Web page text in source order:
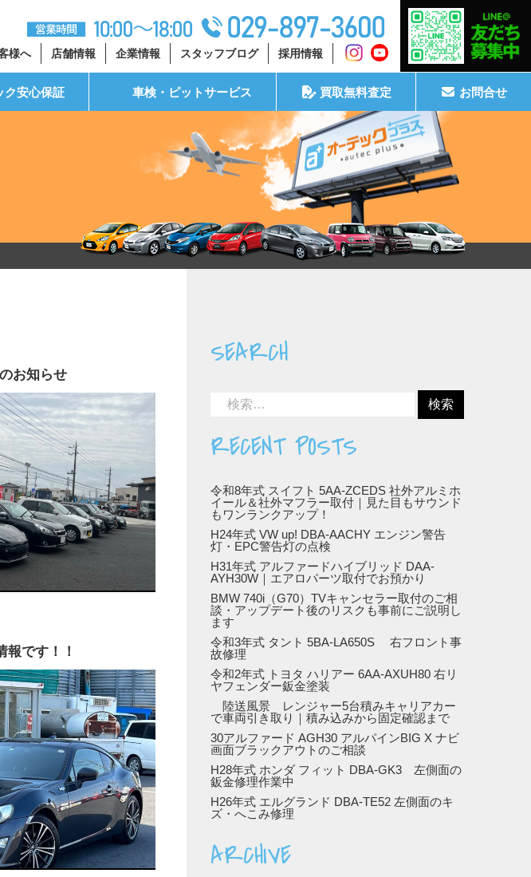
様へ 店舗情報 企業情報 スタッフブログ 採用情報
ク安心保証 車検・ピットサービス 買取無料査定 お問合せ
お知らせ
報です！！
SEARCH
RECENT POSTS
令和8年式 スイフト 5AA-ZCEDS 社外アルミホ
イール＆社外マフラー取付｜見た目もサウンド
もワンランクアップ！
H24年式 VW up! DBA-AACHY エンジン警告
灯・EPC警告灯の点検
H31年式 アルファードハイブリッド DAA-
AYH30W｜エアロパーツ取付でお預かり
BMW 740i（G70）TVキャンセラー取付のご相
談・アップデート後のリスクも事前にご説明し
ます
令和3年式 タント 5BA-LA650S 右フロント事
故修理
令和2年式 トヨタ ハリアー 6AA-AXUH80 右リ
ヤフェンダー鈑金塗装
陸送風景 レンジャー5台積みキャリアカー
で車両引き取り｜積み込みから固定確認まで
30アルファード AGH30 アルパインBIG X ナビ
画面ブラックアウトのご相談
H28年式 ホンダ フィット DBA-GK3 左側面の
鈑金修理作業中
H26年式 エルグランド DBA-TE52 左側面のキ
ズ・へこみ修理
ARCHIVE